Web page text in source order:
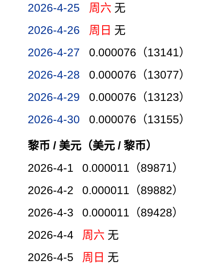
2026-4-25 周六 无
2026-4-26
周日 无
2026-4-27
0.000076（13141）
2026-4-28
0.000076（13077）
2026-4-29
0.000076（13123）
2026-4-30
0.000076（13155）
黎币 / 美元（美元 / 黎币）
2026-4-1 0.000011（89871）
2026-4-2 0.000011（89882）
2026-4-3 0.000011（89428）
2026-4-4 周六 无
2026-4-5 周日 无